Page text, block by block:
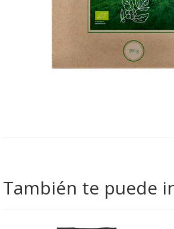
También te puede